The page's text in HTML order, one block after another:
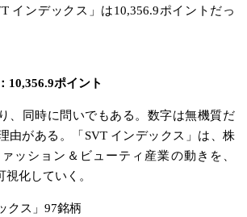
インデックス」は10,356.9ポイントだっ
10,356.9ポイント
、同時に問いでもある。数字は無機質だ
由がある。「SVT インデックス」は、株
ッション＆ビューティ産業の動きを、
視化していく。
クス」97銘柄